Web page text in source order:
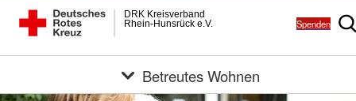
Rhein-Hunsrück e.V.
DRK Kreisverband
Spenden
Betreutes Wohnen